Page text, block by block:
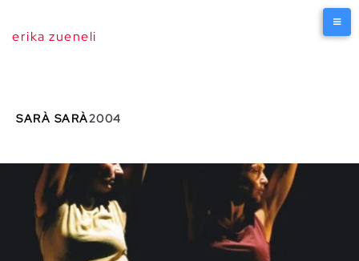
erika zueneli
SARÀ SARÀ2004